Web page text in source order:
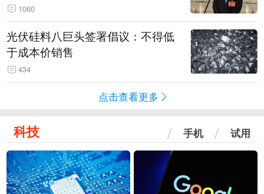
1060
光伏硅料八巨头签署倡议：不得低
于成本价销售
434
点击查看更多
科技 手机 试用